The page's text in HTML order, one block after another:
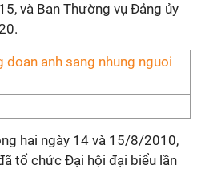
và Ban Thường vụ Đảng ủy
hai ngày 14 và 15/8/2010,
tổ chức Đại hội đại biểu lần